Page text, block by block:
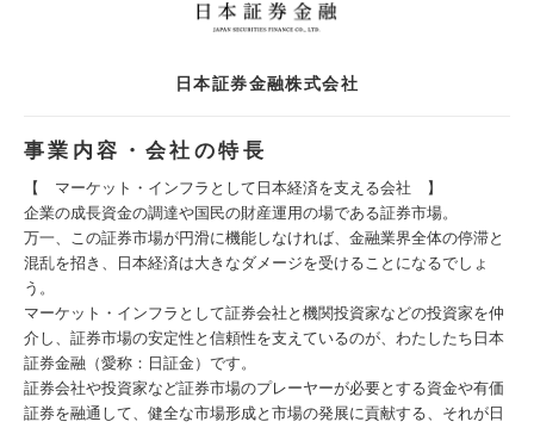
日本証券金融株式会社
事業内容・会社の特長
【 マーケット・インフラとして日本経済を支える会社 】
企業の成長資金の調達や国民の財産運用の場である証券市場。
万一、この証券市場が円滑に機能しなければ、金融業界全体の停滞と
混乱を招き、日本経済は大きなダメージを受けることになるでしょ
う。
マーケット・インフラとして証券会社と機関投資家などの投資家を仲
介し、証券市場の安定性と信頼性を支えているのが、わたしたち日本
証券金融（愛称：日証金）です。
証券会社や投資家など証券市場のプレーヤーが必要とする資金や有価
証券を融通して、健全な市場形成と市場の発展に貢献する、それが日